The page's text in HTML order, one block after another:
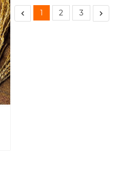
1 2 3